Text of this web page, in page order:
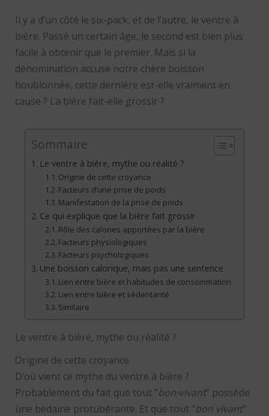
Il y a d’un côté le six-pack, et de l’autre, le ventre à
bière. Passé un certain âge, le second est bien plus
facile à obtenir que le premier. Mais si la
dénomination accuse notre chère boisson
houblonnée, cette dernière est-elle vraiment en
cause ? La bière fait-elle grossir ?
Sommaire
Le ventre à bière, mythe ou réalité ?
Origine de cette croyance
Facteurs d’une prise de poids
Manifestation de la prise de poids
Ce qui explique que la bière fait grossir
Rôle des calories apportées par la bière
Facteurs physiologiques
Facteurs psychologiques
Une boisson calorique, mais pas une sentence
Lien entre bière et habitudes de consommation
Lien entre bière et sédentarité
Similaire
Le ventre à bière, mythe ou réalité ?
Origine de cette croyance
D’où vient ce mythe du ventre à bière ?
Probablement du fait que tout “bon-vivant” possède
une bedaine protubérante. Et que tout “bon vivant”